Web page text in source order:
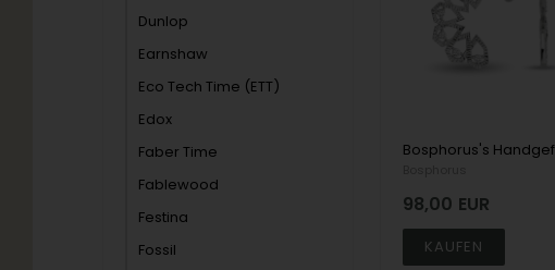
Dunlop
Earnshaw
Eco Tech Time (ETT)
Edox
Faber Time
Fablewood
Festina
Fossil
98,00 EUR